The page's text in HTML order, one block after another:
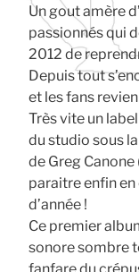
Un gout amère
passionnés qui
2012 de
Depuis tout
et les fans
Très vite un
du studio sous
de Greg
paraitre enfin
d’année !
Ce premier
sonore sombre